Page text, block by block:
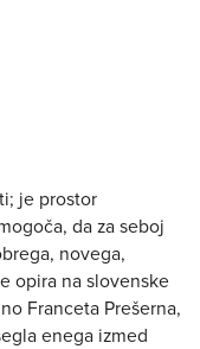
je prostor
da za seboj
novega,
opira na slovenske
Franceta Prešerna,
enega izmed